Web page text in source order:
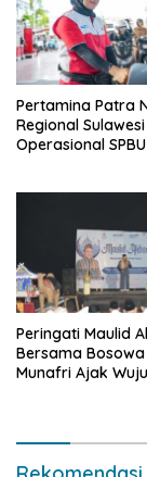
Pertamina Patra
Regional
Operasional
Peringati Maulid
Bersama
Munafri Ajak